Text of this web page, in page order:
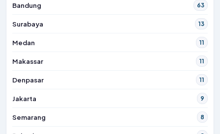
Bandung 63
Surabaya 13
Medan 11
Makassar 11
Denpasar 11
Jakarta 9
Semarang 8